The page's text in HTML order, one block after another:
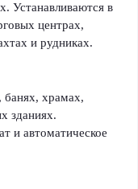
Устанавливаются в
центрах,
и рудниках.
банях, храмах,
зданиях.
и автоматическое